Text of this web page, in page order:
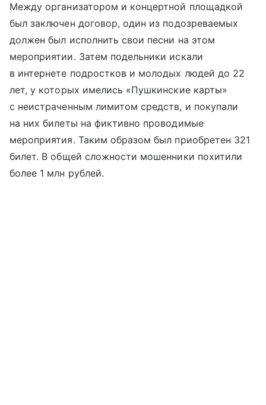
Между организатором и концертной площадкой
был заключен договор, один из подозреваемых
должен был исполнить свои песни на этом
мероприятии. Затем подельники искали
в интернете подростков и молодых людей до 22
лет, у которых имелись «Пушкинские карты»
с неистраченным лимитом средств, и покупали
на них билеты на фиктивно проводимые
мероприятия. Таким образом был приобретен 321
билет. В общей сложности мошенники похитили
более 1 млн рублей.